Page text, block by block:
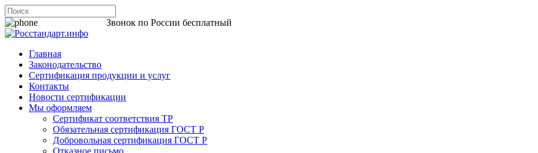
Звонок по России бесплатный
Главная
Законодательство
Сертификация продукции и услуг
Контакты
Новости сертификации
Мы оформляем
Сертификат соответствия ТР
Обязательная сертификация ГОСТ Р
Добровольная сертификация ГОСТ Р
Отказное письмо